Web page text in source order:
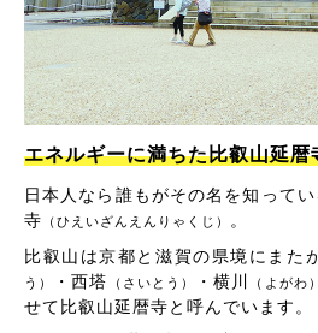
エネルギーに満ちた比叡山延暦
日本人なら誰もがその名を知って
寺 （ひえいざんえんりゃくじ） 。
比叡山は京都と滋賀の県境にまた
う）
・西塔 （さいとう） ・横川 （よがわ）
せて比叡山延暦寺と呼んでいます。